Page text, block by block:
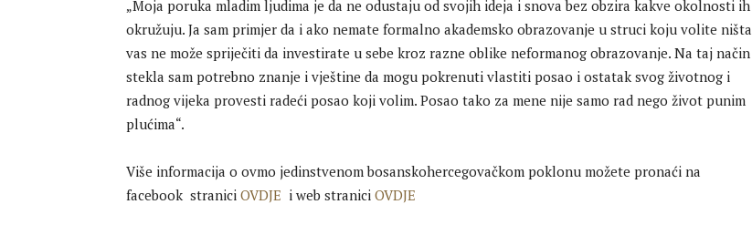
„Moja poruka mladim ljudima je da ne odustaju od svojih ideja i snova bez obzira kakve okolnosti ih
okružuju. Ja sam primjer da i ako nemate formalno akademsko obrazovanje u struci koju volite ništa
vas ne može spriječiti da investirate u sebe kroz razne oblike neformanog obrazovanje. Na taj način
stekla sam potrebno znanje i vještine da mogu pokrenuti vlastiti posao i ostatak svog životnog i
radnog vijeka provesti radeći posao koji volim. Posao tako za mene nije samo rad nego život punim
plućima“.
Više informacija o ovmo jedinstvenom bosanskohercegovačkom poklonu možete pronaći na
facebook stranici OVDJE i web stranici OVDJE